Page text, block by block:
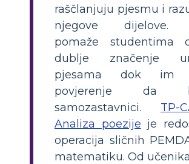
raščlanjuju pjesmu i
njegove dijelove.
pomaže studentima
dublje značenje
pjesama dok im
povjerenje da
samozastavnici. TP-
Analiza poezije je
operacija sličnih
matematiku. Od